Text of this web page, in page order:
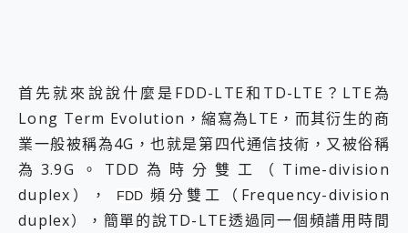
首先就來說說什麼是FDD-LTE和TD-LTE？LTE為
Long Term Evolution，縮寫為LTE，而其衍生的商
業一般被稱為4G，也就是第四代通信技術，又被俗稱
為3.9G。TDD為時分雙工（Time-division
duplex），
FDD 頻分雙工（Frequency-division
duplex），簡單的說TD-LTE透過同一個頻譜用時間